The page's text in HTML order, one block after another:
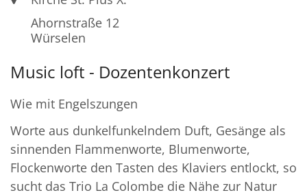
Ahornstraße 12
Würselen
Music loft - Dozentenkonzert
Wie mit Engelszungen
Worte aus dunkelfunkelndem Duft, Gesänge als
sinnenden Flammenworte, Blumenworte,
Flockenworte den Tasten des Klaviers entlockt, so
sucht das Trio La Colombe die Nähe zur Natur